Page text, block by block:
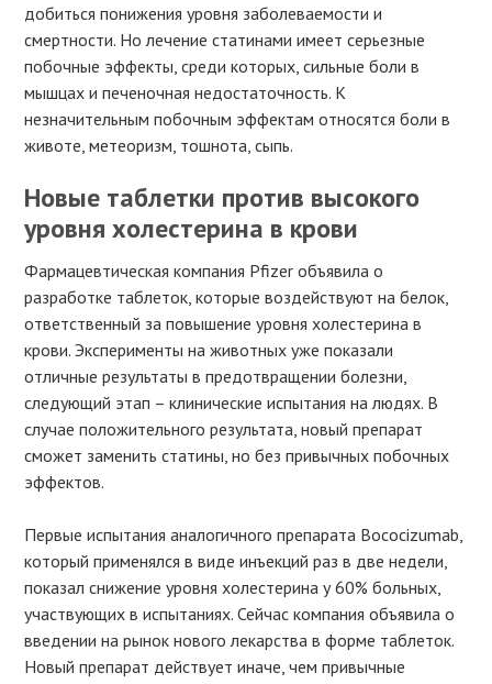
добиться понижения уровня заболеваемости и
смертности. Но лечение статинами имеет серьезные
побочные эффекты, среди которых, сильные боли в
мышцах и печеночная недостаточность. К
незначительным побочным эффектам относятся боли в
животе, метеоризм, тошнота, сыпь.
Новые таблетки против высокого
уровня холестерина в крови
Фармацевтическая компания Pfizer объявила о
разработке таблеток, которые воздействуют на белок,
ответственный за повышение уровня холестерина в
крови. Эксперименты на животных уже показали
отличные результаты в предотвращении болезни,
следующий этап – клинические испытания на людях. В
случае положительного результата, новый препарат
сможет заменить статины, но без привычных побочных
эффектов.
Первые испытания аналогичного препарата Bococizumab,
который применялся в виде инъекций раз в две недели,
показал снижение уровня холестерина у 60% больных,
участвующих в испытаниях. Сейчас компания объявила о
введении на рынок нового лекарства в форме таблеток.
Новый препарат действует иначе, чем привычные